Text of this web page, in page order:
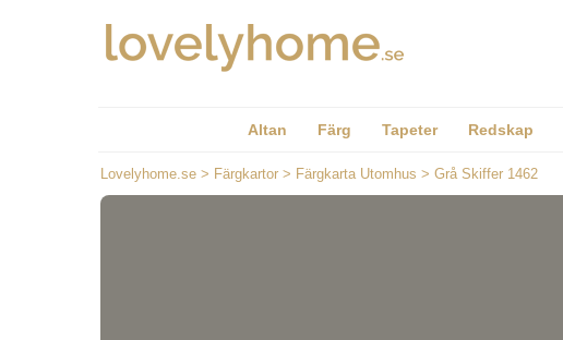
Altan Färg Tapeter Redskap
Lovelyhome.se > Färgkartor > Färgkarta Utomhus > Grå Skiffer 1462